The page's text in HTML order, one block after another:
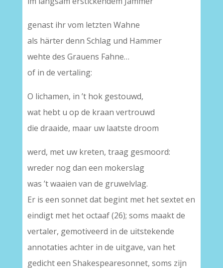
genast ihr vom letzten Wahne
als härter denn Schlag und Hammer
wehte des Grauens Fahne…
of in de vertaling:
O lichamen, in ’t hok gestouwd,
wat hebt u op de kraan vertrouwd
die draaide, maar uw laatste droom
werd, met uw kreten, traag gesmoord:
wreder nog dan een mokerslag
was ’t waaien van de gruwelvlag.
Er is een sonnet dat begint met het sextet en
eindigt met het octaaf (26); soms maakt de
vertaler, gemotiveerd in de uitstekende
annotaties achter in de uitgave, van het
gedicht een Shakespearesonnet, soms zijn